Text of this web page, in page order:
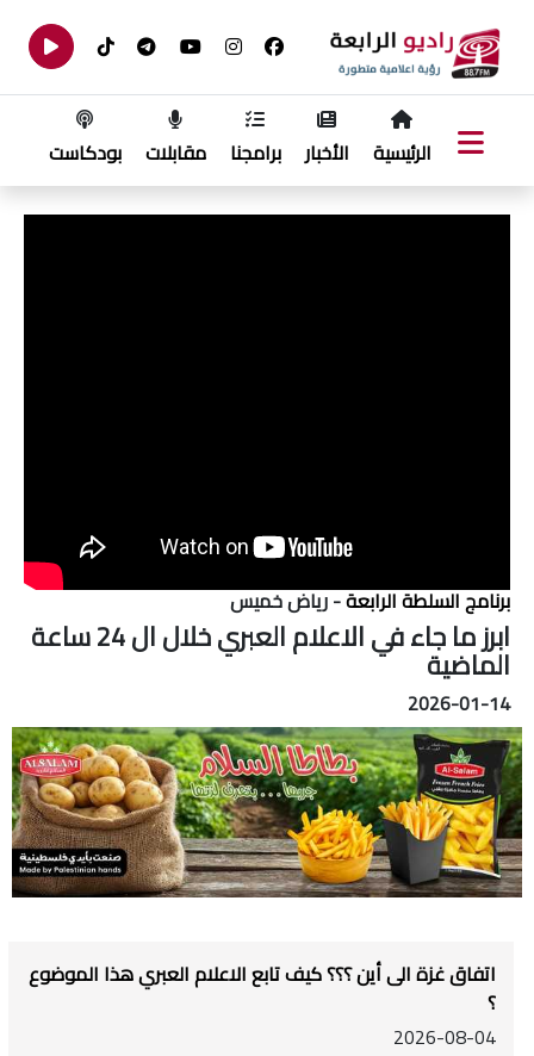
الرئيسية الأخبار برامجنا مقابلات بودكاست
برنامج السلطة الرابعة- رياض خميس
ابرز ما جاء في الاعلام العبري خلال ال 24 ساعة
الماضية
2026-01-14
اتفاق غزة الى أين ؟؟؟ كيف تابع الاعلام العبري هذا الموضوع
؟
2026-08-04